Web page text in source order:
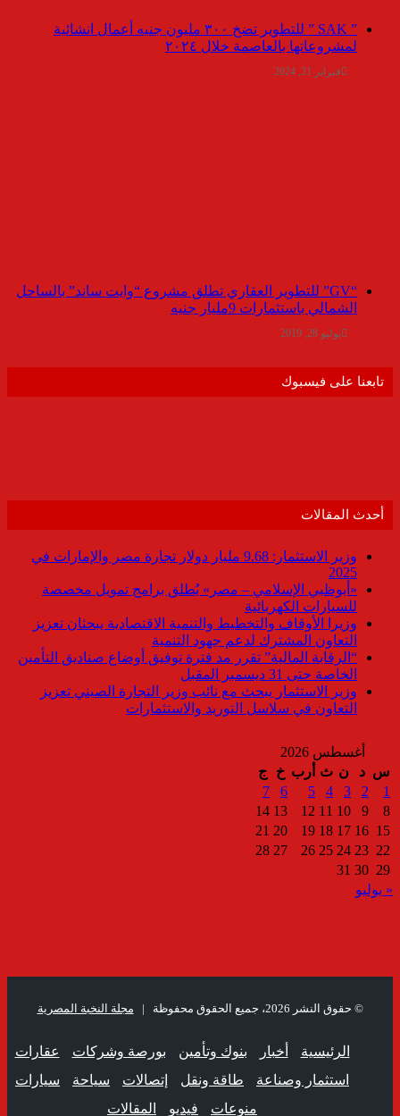
” SAK ” للتطوير تضخ ٣٠٠ مليون جنيه أعمال انشائية
لمشروعاتها بالعاصمة خلال ٢٠٢٤
فبراير 21, 2024
“GV” للتطوير العقاري تطلق مشروع “وايت ساند” بالساحل
الشمالي باستثمارات 9مليار جنيه
يوليو 28, 2019
تابعنا على فيسبوك
أحدث المقالات
وزير الاستثمار: 9.68 مليار دولار تجارة مصر والإمارات في
2025
«أبوظبي الإسلامي – مصر» يُطلق برامج تمويل مخصصة
للسيارات الكهربائية
وزيرا الأوقاف والتخطيط والتنمية الاقتصادية يبحثان تعزيز
التعاون المشترك لدعم جهود التنمية
“الرقابة المالية” تقرر مد فترة توفيق أوضاع صناديق التأمين
الخاصة حتى 31 ديسمبر المقبل
وزير الاستثمار يبحث مع نائب وزير التجارة الصيني تعزيز
التعاون في سلاسل التوريد والاستثمارات
أغسطس 2026
س د ن ث أرب خ
ج
1
2
3
4
5
6
7
8
9
10
11
12
13
14
15
16
17
18
19
20
21
22
23
24
25
26
27
28
29
30
31
« يوليو
© حقوق النشر 2026، جميع الحقوق محفوظة | مجلة النخبة المصرية
الرئيسية أخبار بنوك وتأمين بورصة وشركات
عقارات
استثمار وصناعة
طاقة ونقل إتصالات سياحة
سيارات
منوعات
فيديو المقالات